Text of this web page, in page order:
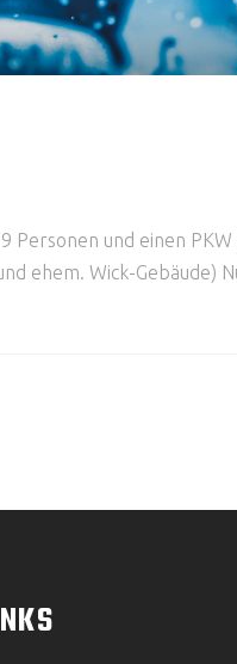
Personen und einen
ehem. Wick-Gebäude)